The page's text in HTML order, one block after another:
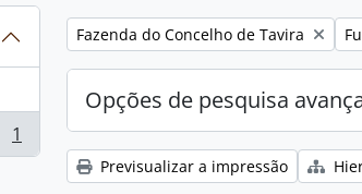
1
Remover filtro:
Fazenda do Concelho de Tavira
Opções de pesquisa
Previsualizar a impressão